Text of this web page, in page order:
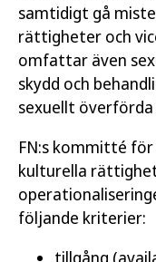
samtidigt gå
rättigheter och
omfattar även
skydd och
sexuellt
FN:s kommitté
kulturella
följande kriterier:
tillgång